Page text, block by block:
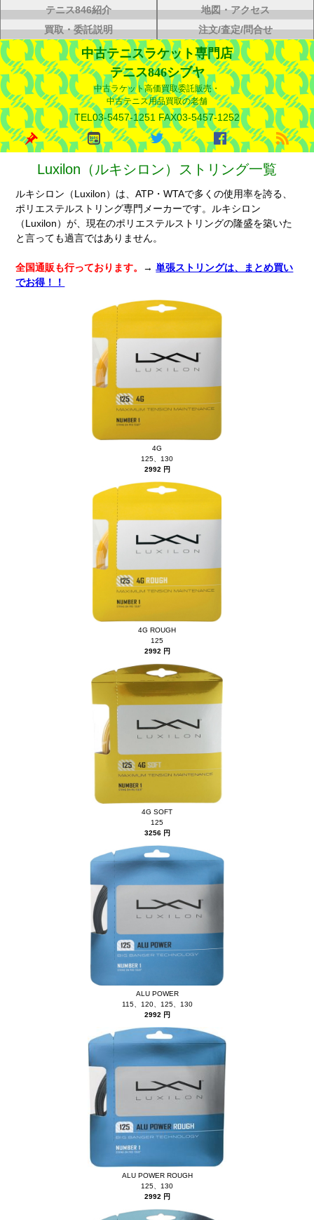
中古テニスラケット専門店
テニス846シブヤ
中古ラケット高価買取委託販売・
中古テニス用品買取の老舗
TEL03-5457-1251 FAX03-5457-1252
テニス846紹介
地図・アクセス
買取・委託説明
注文/査定/問合せ
Luxilon（ルキシロン）ストリング一覧
ルキシロン（Luxilon）は、ATP・WTAで多くの使用率を誇る、
ポリエステルストリング専門メーカーです。ルキシロン
（Luxilon）が、現在のポリエステルストリングの隆盛を築いた
と言っても過言ではありません。
全国通販も行っております。 →単張ストリングは、まとめ買い
でお得！！
4G
125、130
2992 円
4G ROUGH
125
2992 円
4G SOFT
125
3256 円
ALU POWER
115、120、125、130
2992 円
ALU POWER ROUGH
125、130
2992 円